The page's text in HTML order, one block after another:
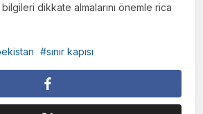
dikkate almalarını önemle rica
sınır kapısı